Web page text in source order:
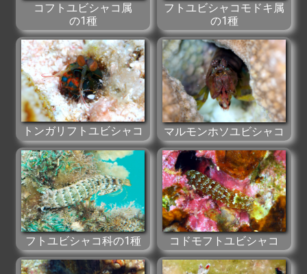
コフトユビシャコ属
の1種
フトユビシャコモドキ属
の1種
トンガリフトユビシャコ マルモンホソユビシャコ
フトユビシャコ科の1種 コドモフトユビシャコ